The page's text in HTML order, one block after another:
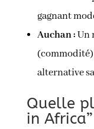
gagnant
Auchan :Un
alternative
Quelle
in